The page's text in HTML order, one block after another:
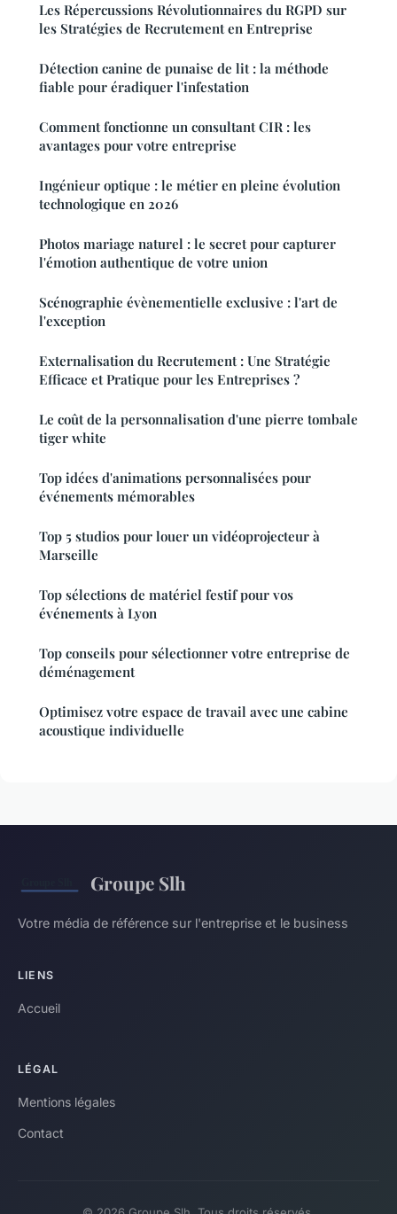
Les Répercussions Révolutionnaires du RGPD sur
les Stratégies de Recrutement en Entreprise
Détection canine de punaise de lit : la méthode
fiable pour éradiquer l'infestation
Comment fonctionne un consultant CIR : les
avantages pour votre entreprise
Ingénieur optique : le métier en pleine évolution
technologique en 2026
Photos mariage naturel : le secret pour capturer
l'émotion authentique de votre union
Scénographie évènementielle exclusive : l'art de
l'exception
Externalisation du Recrutement : Une Stratégie
Efficace et Pratique pour les Entreprises ?
Le coût de la personnalisation d'une pierre tombale
tiger white
Top idées d'animations personnalisées pour
événements mémorables
Top 5 studios pour louer un vidéoprojecteur à
Marseille
Top sélections de matériel festif pour vos
événements à Lyon
Top conseils pour sélectionner votre entreprise de
déménagement
Optimisez votre espace de travail avec une cabine
acoustique individuelle
Groupe Slh
Votre média de référence sur l'entreprise et le business
LIENS
Accueil
LÉGAL
Mentions légales
Contact